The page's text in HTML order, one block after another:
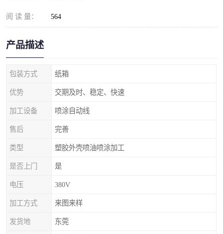
阅 读 量： 564
产品描述
包装方式 纸箱
优势 交期及时、稳定、快速
加工设备 喷涂自动线
售后 完善
类型 塑胶外壳喷油喷涂加工
是否上门 是
电压 380V
加工方式 来图来样
发货地 东莞